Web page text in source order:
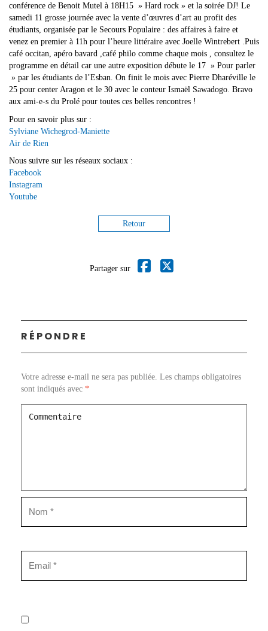
conférence de Benoit Mutel à 18H15 » Hard rock » et la soirée DJ! Le
samedi 11 grosse journée avec la vente d’œuvres d’art au profit des
étudiants, organisée par le Secours Populaire : des affaires à faire et
venez en premier à 11h pour l’heure littéraire avec Joelle Wintrebert .Puis
café occitan, apéro bavard ,café philo comme chaque mois , consultez le
programme en détail car une autre exposition débute le 17 » Pour parler
» par les étudiants de l’Esban. On finit le mois avec Pierre Dharéville le
25 pour center Aragon et le 30 avec le conteur Ismaël Sawadogo. Bravo
aux ami-e-s du Prolé pour toutes ces belles rencontres !
Pour en savoir plus sur :
Sylviane Wichegrod-Maniette
Air de Rien
Nous suivre sur les réseaux sociaux :
Facebook
Instagram
Youtube
Retour
Partager sur
RÉPONDRE
Votre adresse e-mail ne sera pas publiée. Les champs obligatoires
sont indiqués avec *